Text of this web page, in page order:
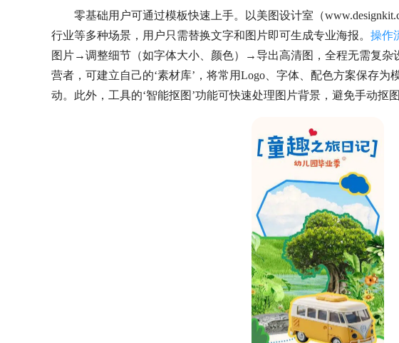
零基础用户可通过模板快速上手。以美图设计室（
行业等多种场景，用户只需替换文字和图片即可生成专业海报。 操作
图片→调整细节（如字体大小、颜色）→导出高清图，全程无需复杂
营者，可建立自己的‘素材库’，将常用Logo、字体、配色方案保存
动。此外，工具的‘智能抠图’功能可快速处理图片背景，避免手动抠